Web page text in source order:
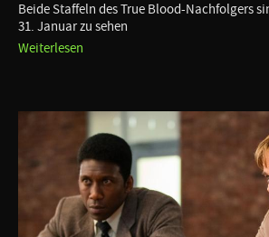
Beide Staffeln des True Blood-Nachfolgers
31. Januar zu sehen
Weiterlesen